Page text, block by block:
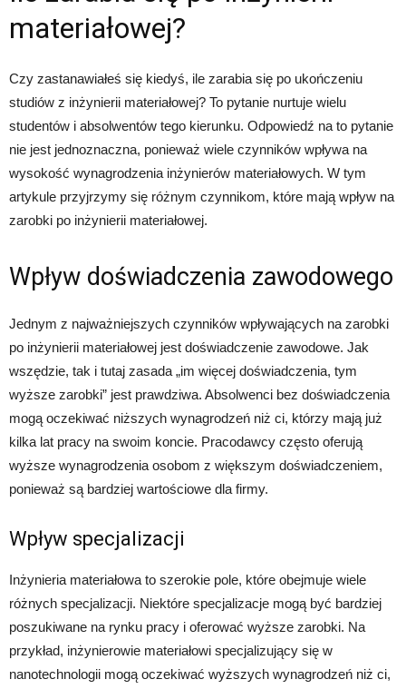
materiałowej?
Czy zastanawiałeś się kiedyś, ile zarabia się po ukończeniu
studiów z inżynierii materiałowej? To pytanie nurtuje wielu
studentów i absolwentów tego kierunku. Odpowiedź na to pytanie
nie jest jednoznaczna, ponieważ wiele czynników wpływa na
wysokość wynagrodzenia inżynierów materiałowych. W tym
artykule przyjrzymy się różnym czynnikom, które mają wpływ na
zarobki po inżynierii materiałowej.
Wpływ doświadczenia zawodowego
Jednym z najważniejszych czynników wpływających na zarobki
po inżynierii materiałowej jest doświadczenie zawodowe. Jak
wszędzie, tak i tutaj zasada „im więcej doświadczenia, tym
wyższe zarobki” jest prawdziwa. Absolwenci bez doświadczenia
mogą oczekiwać niższych wynagrodzeń niż ci, którzy mają już
kilka lat pracy na swoim koncie. Pracodawcy często oferują
wyższe wynagrodzenia osobom z większym doświadczeniem,
ponieważ są bardziej wartościowe dla firmy.
Wpływ specjalizacji
Inżynieria materiałowa to szerokie pole, które obejmuje wiele
różnych specjalizacji. Niektóre specjalizacje mogą być bardziej
poszukiwane na rynku pracy i oferować wyższe zarobki. Na
przykład, inżynierowie materiałowi specjalizujący się w
nanotechnologii mogą oczekiwać wyższych wynagrodzeń niż ci,